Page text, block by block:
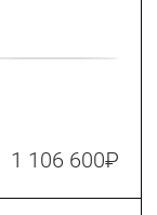
1 106 600₽